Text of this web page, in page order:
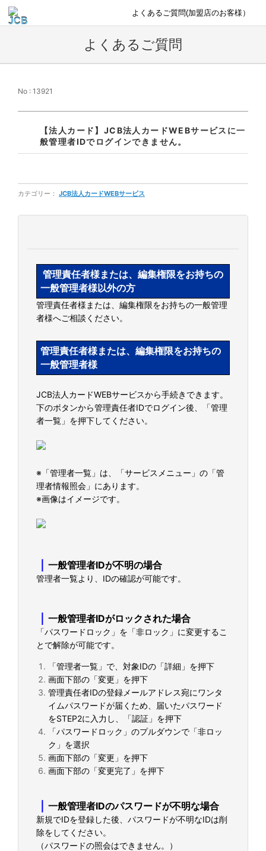
よくあるご質問(加盟店のお客様）
よくあるご質問
No : 13921
【法人カード】JCB法人カードWEBサービスに一
般管理者IDでログインできません。
カテゴリー： JCB法人カードWEBサービス
管理責任者様または、編集権限をお持ちの
一般管理者様以外の方
管理責任者様または、編集権限をお持ちの一般管理
者様へご相談ください。
管理責任者様または、編集権限をお持ちの
一般管理者様
JCB法人カードWEBサービスから手続きできます。
下のボタンから管理責任者IDでログイン後、「管理
者一覧」を押下してください。
※「管理者一覧」は、「サービスメニュー」の「管
理者情報照会」にあります。
※画像はイメージです。
｜ 一般管理者IDが不明の場合
管理者一覧より、IDの確認が可能です。
｜ 一般管理者IDがロックされた場合
「パスワードロック」を「非ロック」に変更するこ
とで解除が可能です。
「管理者一覧」で、対象IDの「詳細」を押下
画面下部の「変更」を押下
管理責任者IDの登録メールアドレス宛にワンタ
イムパスワードが届くため、届いたパスワード
をSTEP2に入力し、「認証」を押下
「パスワードロック」のプルダウンで「非ロッ
ク」を選択
画面下部の「変更」を押下
画面下部の「変更完了」を押下
｜ 一般管理者IDのパスワードが不明な場合
新規でIDを登録した後、パスワードが不明なIDは削
除をしてください。
（パスワードの照会はできません。）